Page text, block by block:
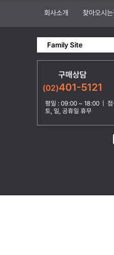
회사소개 찾아오시
Family Site
구매상담
(02)401-5121
평일 : 09:00 ~ 18:00 | 점
토, 일, 공휴일 휴무